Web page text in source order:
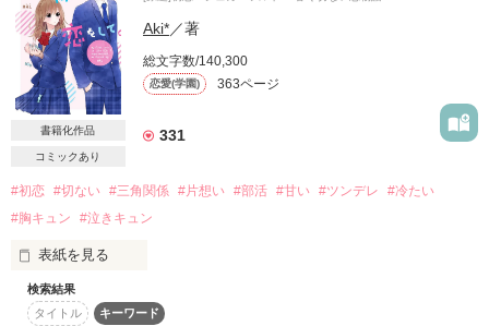
もっと、もっとって…ほしくなっちゃう。
「…え？」
ーKagura renー
×
【彩葉の元相棒】
榛名 律　(20)
⟡.· ┈┈┈┈┈┈┈┈┈┈⟡.·
☆ｱﾘｴﾅｲような恋あってもいいよね?☆
☆文庫化決定☆
☆４月25日発売☆
☆感謝です☆
※なお、こちらは原盤で、文庫の方は編集者様と一緒に作り上
げた作品で。加筆・修正し、表現方法も変えています。
泣いたって、喧嘩したって、傷つけられたって、貴方じゃなき
ゃダメだ。
お隣さんの私の幼なじみは
「可愛い」って言うけど
「好き」とは言わなかった
だけどいつの間にか強引になって…
「俺じゃなきゃダメだって思ってよ」
過保護で、溺愛主義
そんなの知らなかった
書籍化作品
コミックあり
Aki*／著
総文字数/140,300
恋愛(学園) 363ページ
331
#初恋 #切ない #三角関係 #片想い #部活 #甘い #ツンデレ
#冷たい
#胸キュン
#泣きキュン
表紙を見る
「今日はね、グミ作ったんだ！
検索結果
タイトル
キーワード